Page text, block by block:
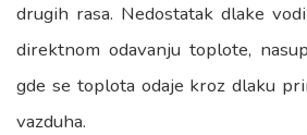
drugih rasa. Nedostatak dlake
direktnom odavanju toplote,
gde se toplota odaje kroz dlaku
vazduha.